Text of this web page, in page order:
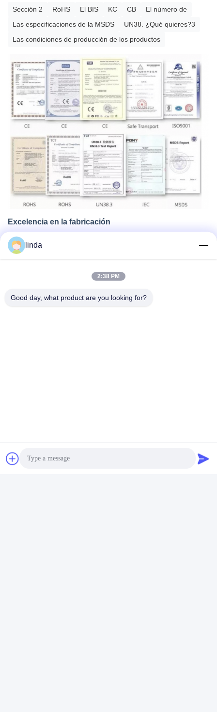
Sección 2 RoHS El BIS KC CB
El número de
Las especificaciones de la MSDS
UN38. ¿Qué quieres?3
Las condiciones de producción de los productos
Excelencia en la fabricación
Shenzhen Gold Power Energy Co., Ltd es un proveedor líder de
baterías en China, que proporciona varias baterías, incluidos el
18650 10S4P Litio Ion Battery Pack
linda
2:38 PM
Good day, what product are you looking for?